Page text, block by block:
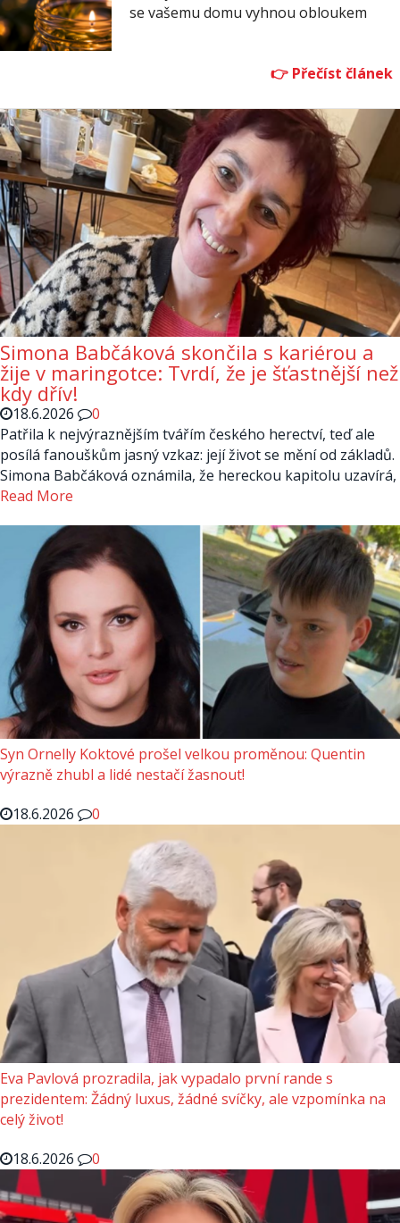
se vašemu domu vyhnou obloukem
Simona Babčáková skončila s kariérou a
žije v maringotce: Tvrdí, že je šťastnější než
kdy dřív!
18.6.2026
0
Patřila k nejvýraznějším tvářím českého herectví, teď ale
posílá fanouškům jasný vzkaz: její život se mění od základů.
Simona Babčáková oznámila, že hereckou kapitolu uzavírá,
Read More
Syn Ornelly Koktové prošel velkou proměnou: Quentin
výrazně zhubl a lidé nestačí žasnout!
18.6.2026
0
Eva Pavlová prozradila, jak vypadalo první rande s
prezidentem: Žádný luxus, žádné svíčky, ale vzpomínka na
celý život!
18.6.2026
0